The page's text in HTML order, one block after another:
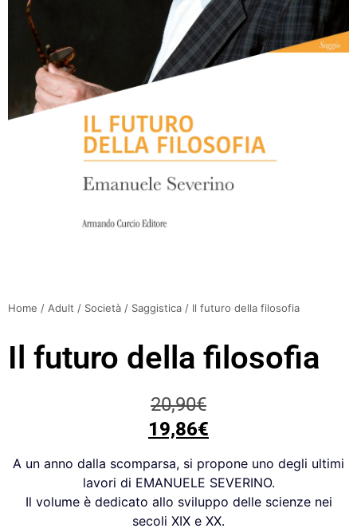
Home / Adult / Società / Saggistica / Il futuro della filosofia
Il futuro della filosofia
20,90€
19,86€
A un anno dalla scomparsa, si propone uno degli ultimi
lavori di EMANUELE SEVERINO.
Il volume è dedicato allo sviluppo delle scienze nei
secoli XIX e XX.